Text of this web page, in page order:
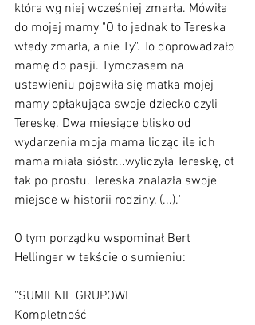
która wg niej wcześniej zmarła. Mówiła
do mojej mamy "O to jednak to Tereska
wtedy zmarła, a nie Ty". To doprowadzało
mamę do pasji. Tymczasem na
ustawieniu pojawiła się matka mojej
mamy opłakująca swoje dziecko czyli
Tereskę. Dwa miesiące blisko od
wydarzenia moja mama licząc ile ich
mama miała sióstr...wyliczyła Tereskę, ot
tak po prostu. Tereska znalazła swoje
miejsce w historii rodziny. (...)."
O tym porządku wspominał Bert
Hellinger w tekście o sumieniu:
"SUMIENIE GRUPOWE
Kompletność